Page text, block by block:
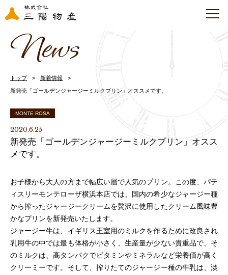
News
トップ 新着情報
新発売「ゴールデンジャージーミルクプリン」オススメです。
MONTE ROSA
2020.6.25
新発売「ゴールデンジャージーミルクプリン」オスス
メです。
お子様から大人の方まで幅広い層で人気のプリン。この度、パテ
ィスリーモンテローザ横浜本店では、国内の希少なジャージー種
から搾ったジャージークリームを贅沢に使用したクリーム風味豊
かなプリンを新発売いたします。
ジャージー牛は、イギリス王室用のミルクを作るために改良され
乳用牛の中では最も体格が小さく、生産量が少ない貴重品で、そ
のミルクは、高タンパクでビタミンやミネラルなど栄養価が高く
クリーミーです。そして、搾りたてのジャージー種の牛乳は、淡